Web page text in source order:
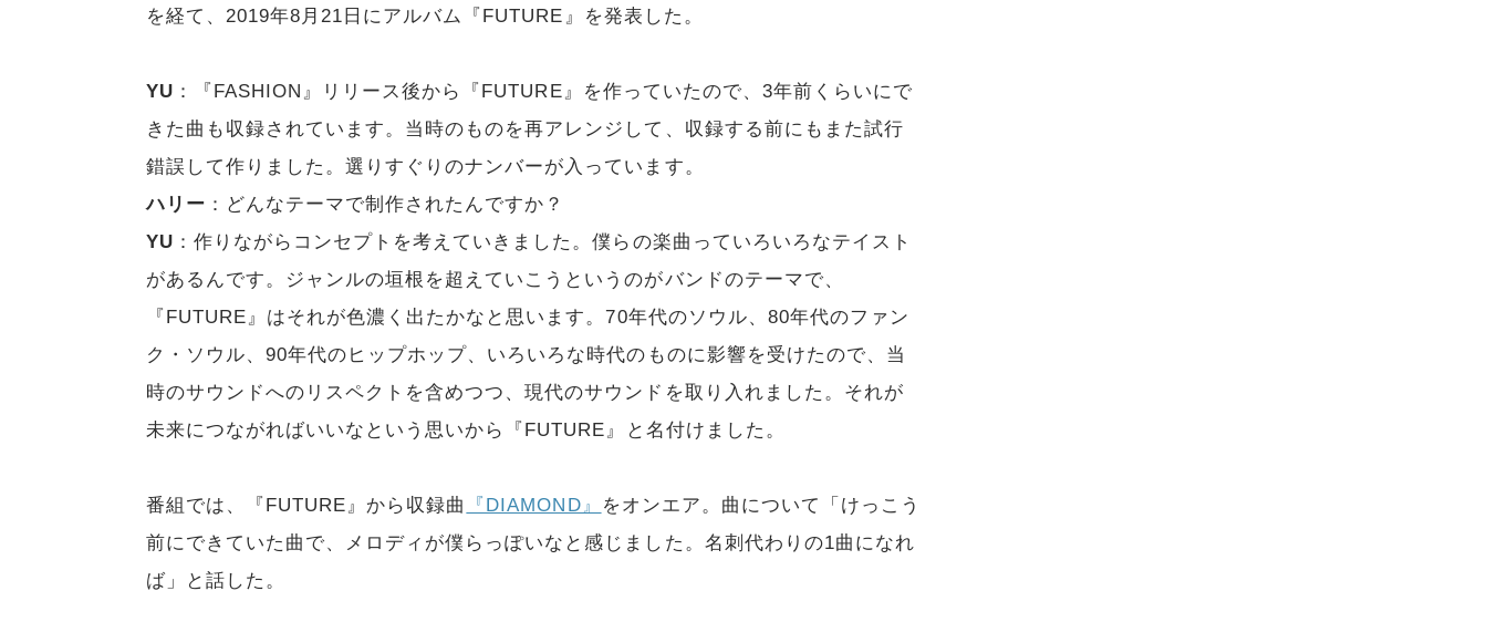
を経て、2019年8月21日にアルバム『FUTURE』を発表した。
YU ：『FASHION』リリース後から『FUTURE』を作っていたので、3年前くらいにで
きた曲も収録されています。当時のものを再アレンジして、収録する前にもまた試行
錯誤して作りました。選りすぐりのナンバーが入っています。
ハリー ：どんなテーマで制作されたんですか？
YU ：作りながらコンセプトを考えていきました。僕らの楽曲っていろいろなテイスト
があるんです。ジャンルの垣根を超えていこうというのがバンドのテーマで、
『FUTURE』はそれが色濃く出たかなと思います。70年代のソウル、80年代のファン
ク・ソウル、90年代のヒップホップ、いろいろな時代のものに影響を受けたので、当
時のサウンドへのリスペクトを含めつつ、現代のサウンドを取り入れました。それが
未来につながればいいなという思いから『FUTURE』と名付けました。
番組では、『FUTURE』から収録曲 『DIAMOND』
をオンエア。曲について「けっこう
前にできていた曲で、メロディが僕らっぽいなと感じました。名刺代わりの1曲になれ
ば」と話した。